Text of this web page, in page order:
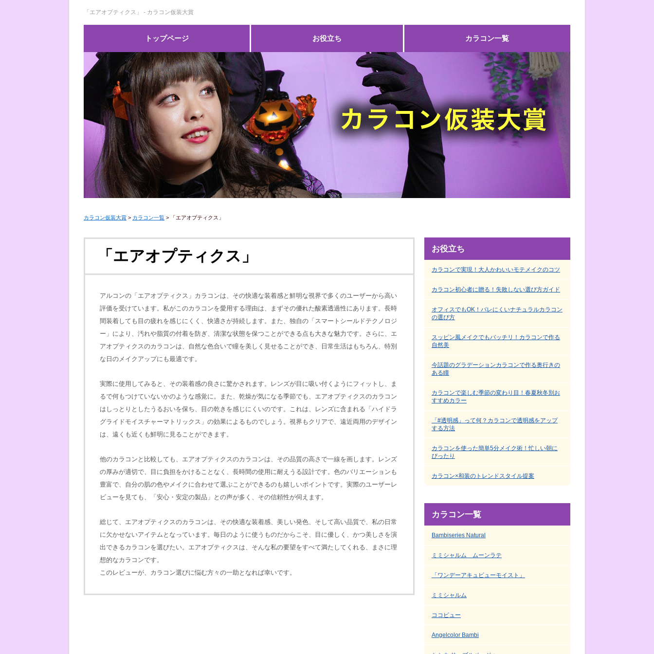
「エアオプティクス」 - カラコン仮装大賞
トップページ お役立ち カラコン一覧
カラコン仮装大賞 > カラコン一覧 > 「エアオプティクス」
「エアオプティクス」
アルコンの「エアオプティクス」カラコンは、その快適な装着感と鮮明な視界で多くのユーザーから高い
評価を受けています。私がこのカラコンを愛用する理由は、まずその優れた酸素透過性にあります。長時
間装着しても目の疲れを感じにくく、快適さが持続します。また、独自の「スマートシールドテクノロジ
ー」により、汚れや脂質の付着を防ぎ、清潔な状態を保つことができる点も大きな魅力です。さらに、エ
アオプティクスのカラコンは、自然な色合いで瞳を美しく見せることができ、日常生活はもちろん、特別
な日のメイクアップにも最適です。
実際に使用してみると、その装着感の良さに驚かされます。レンズが目に吸い付くようにフィットし、ま
るで何もつけていないかのような感覚に。また、乾燥が気になる季節でも、エアオプティクスのカラコン
はしっとりとしたうるおいを保ち、目の乾きを感じにくいのです。これは、レンズに含まれる「ハイドラ
グライドモイスチャーマトリックス」の効果によるものでしょう。視界もクリアで、遠近両用のデザイン
は、遠くも近くも鮮明に見ることができます。
他のカラコンと比較しても、エアオプティクスのカラコンは、その品質の高さで一線を画します。レンズ
の厚みが適切で、目に負担をかけることなく、長時間の使用に耐えうる設計です。色のバリエーションも
豊富で、自分の肌の色やメイクに合わせて選ぶことができるのも嬉しいポイントです。実際のユーザーレ
ビューを見ても、「安心・安定の製品」との声が多く、その信頼性が伺えます。
総じて、エアオプティクスのカラコンは、その快適な装着感、美しい発色、そして高い品質で、私の日常
に欠かせないアイテムとなっています。毎日のように使うものだからこそ、目に優しく、かつ美しさを演
出できるカラコンを選びたい。エアオプティクスは、そんな私の要望をすべて満たしてくれる、まさに理
想的なカラコンです。
このレビューが、カラコン選びに悩む方々の一助となれば幸いです。
お役立ち
カラコンで実現！大人かわいいモテメイクのコツ
カラコン初心者に贈る！失敗しない選び方ガイド
オフィスでもOK！バレにくいナチュラルカラコン
の選び方
スッピン風メイクでもバッチリ！カラコンで作る
自然美
今話題のグラデーションカラコンで作る奥行きの
ある瞳
カラコンで楽しむ季節の変わり目！春夏秋冬別お
すすめカラー
「#透明感」って何？カラコンで透明感をアップ
する方法
カラコンを使った簡単5分メイク術！忙しい朝に
ぴったり
カラコン×和装のトレンドスタイル提案
カラコン一覧
Bambiseries Natural
ミミシャルム ムーンラテ
「ワンデーアキュビューモイスト」
ミミシャルム
ココビュー
Angelcolor Bambi